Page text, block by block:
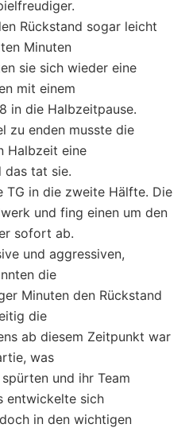
Rückstand sogar leicht
Minuten
sie sich wieder eine
mit einem
in die Halbzeitpause.
zu enden musste die
Halbzeit eine
das tat sie.
in die zweite Hälfte. Die
und fing einen um den
sofort ab.
und aggressiven,
die
Minuten den Rückstand
die
ab diesem Zeitpunkt war
was
und ihr Team
entwickelte sich
in den wichtigen